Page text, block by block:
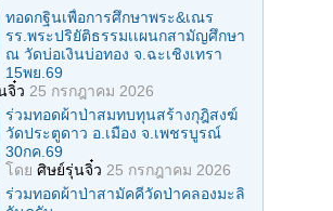
ทอดกฐินเพื่อการศึกษาพระ&เณร
รร.พระปริยัติธรรมเเผนกสามัญศึกษา
ณ วัดบ่อเงินบ่อทอง จ.ฉะเชิงเทรา
15พย.69
จิ๋ว 25 กรกฎาคม 2026
ร่วมทอดผ้าป่าสมทบทุนสร้างกุฎิสงฆ์
วัดประตูดาว อ.เมือง จ.เพชรบูรณ์
30กค.69
โดย ศิษย์รุ่นจิ๋ว 25 กรกฎาคม 2026
ร่วมทอดผ้าป่าสามัคคีวัดป่าคลองมะลิ